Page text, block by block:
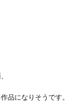
品になりそうです。